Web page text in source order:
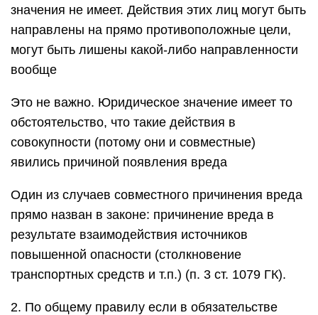
значения не имеет. Действия этих лиц могут быть
направлены на прямо противоположные цели,
могут быть лишены какой-либо направленности
вообще
Это не важно. Юридическое значение имеет то
обстоятельство, что такие действия в
совокупности (потому они и совместные)
явились причиной появления вреда
Один из случаев совместного причинения вреда
прямо назван в законе: причинение вреда в
результате взаимодействия источников
повышенной опасности (столкновение
транспортных средств и т.п.) (п. 3 ст. 1079 ГК).
2. По общему правилу если в обязательстве